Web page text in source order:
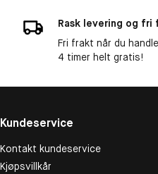
Rask levering og fri
Fri frakt når du
4 timer helt gratis!
Kundeservice
Kontakt kundeservice
Kjøpsvillkår